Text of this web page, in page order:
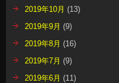
2019年10月 (13)
2019年9月 (9)
2019年8月 (16)
2019年7月 (9)
2019年6月 (11)